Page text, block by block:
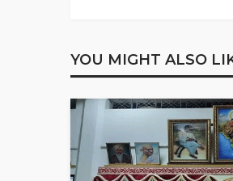
YOU MIGHT ALSO